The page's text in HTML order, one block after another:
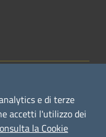
© 2026 • Comune di
Credaro • Powered by
e di terze
accetti l'utilizzo dei
la Cookie